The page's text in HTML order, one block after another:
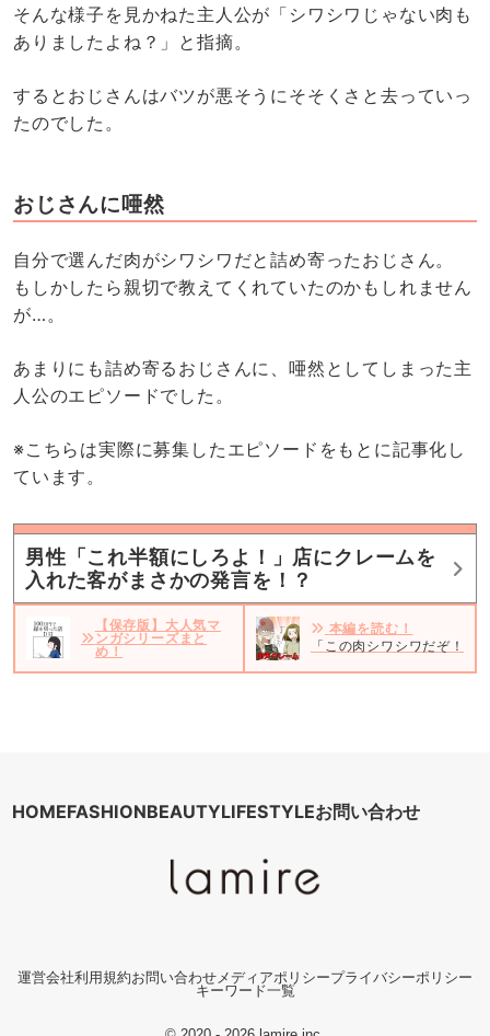
そんな様子を見かねた主人公が「シワシワじゃない肉も
ありましたよね？」と指摘。
するとおじさんはバツが悪そうにそそくさと去っていっ
たのでした。
おじさんに唖然
自分で選んだ肉がシワシワだと詰め寄ったおじさん。
もしかしたら親切で教えてくれていたのかもしれません
が…。
あまりにも詰め寄るおじさんに、唖然としてしまった主
人公のエピソードでした。
※こちらは実際に募集したエピソードをもとに記事化し
ています。
男性「これ半額にしろよ！」店にクレームを
入れた客がまさかの発言を！？
【保存版】大人気マ
ンガシリーズまと
め！
本編を読む！
「この肉シワシワだぞ！
HOMEFASHIONBEAUTYLIFESTYLEお問い合わせ
運営会社利用規約お問い合わせ メディアポリシープライバシーポリシー
キーワード一覧